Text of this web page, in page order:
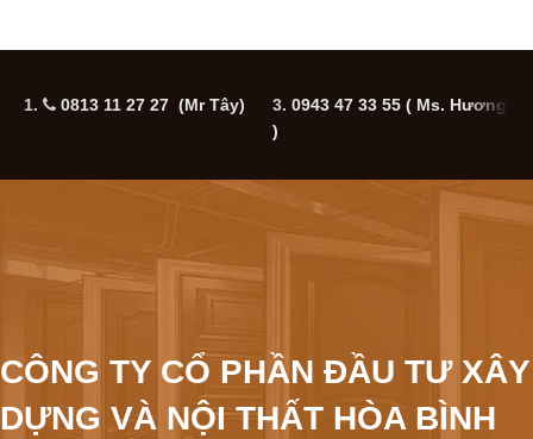
1. 0813 11 27 27 (Mr Tây) 3. 0943 47 33 55 ( Ms. Hương
)
CÔNG TY CỔ PHẦN ĐẦU TƯ XÂY
DỰNG VÀ NỘI THẤT HÒA BÌNH